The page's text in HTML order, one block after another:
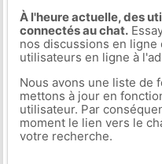
À l'heure actuelle, des
connectés au chat.
nos discussions en ligne
utilisateurs en ligne à
Nous avons une liste de
mettons à jour en
utilisateur. Par
moment le lien vers le
votre recherche.